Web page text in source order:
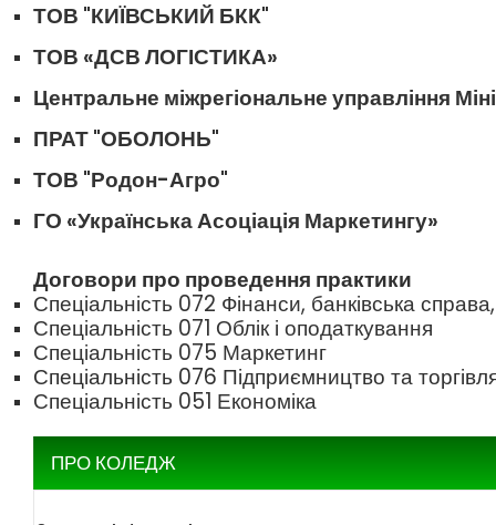
ТОВ "КИЇВСЬКИЙ БКК"
ТОВ «ДСВ ЛОГІСТИКА»
Центральне міжрегіональне управління
ПРАТ "ОБОЛОНЬ"
ТОВ "Родон-Агро"
ГО «Українська Асоціація Маркетингу»
Договори про проведення практики
Спеціальність 072 Фінанси, банківська
Спеціальність 071 Облік і оподаткування
Спеціальність 075 Маркетинг
Спеціальність 076 Підприємництво та
Спеціальність 051 Економіка
ПРО КОЛЕДЖ